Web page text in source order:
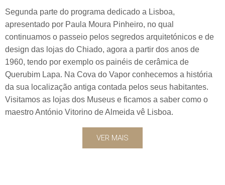
Segunda parte do programa dedicado a Lisboa,
apresentado por Paula Moura Pinheiro, no qual
continuamos o passeio pelos segredos arquitetónicos e de
design das lojas do Chiado, agora a partir dos anos de
1960, tendo por exemplo os painéis de cerâmica de
Querubim Lapa. Na Cova do Vapor conhecemos a história
da sua localização antiga contada pelos seus habitantes.
Visitamos as lojas dos Museus e ficamos a saber como o
maestro António Vitorino de Almeida vê Lisboa.
VER MAIS